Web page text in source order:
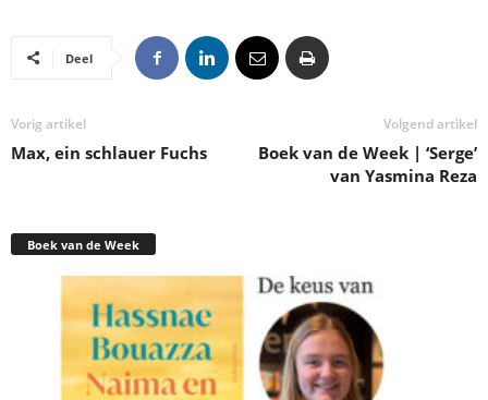
Deel
Vorig artikel
Max, ein schlauer Fuchs
Volgend artikel
Boek van de Week | ‘Serge’
van Yasmina Reza
Boek van de Week